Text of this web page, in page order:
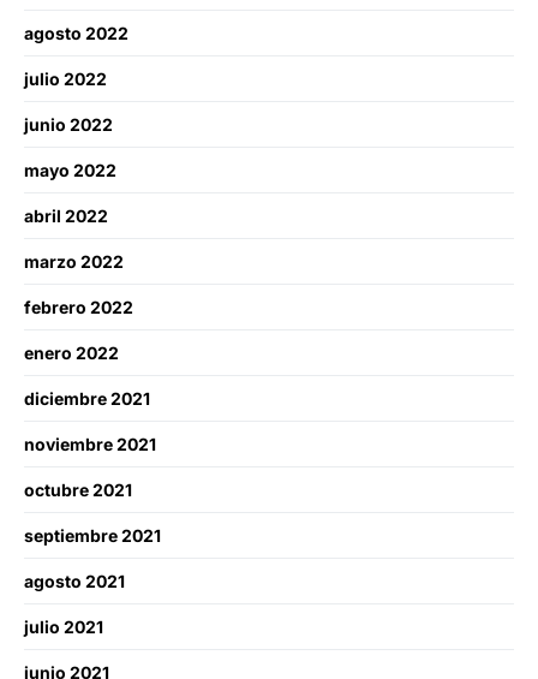
agosto 2022
julio 2022
junio 2022
mayo 2022
abril 2022
marzo 2022
febrero 2022
enero 2022
diciembre 2021
noviembre 2021
octubre 2021
septiembre 2021
agosto 2021
julio 2021
junio 2021